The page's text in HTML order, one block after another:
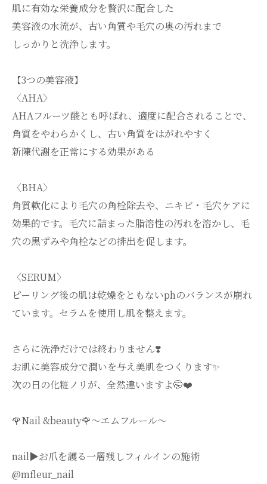
肌に有効な栄養成分を贅沢に配合した
美容液の水流が、古い角質や毛穴の奥の汚れまで
しっかりと洗浄します。
【3つの美容液】
〈AHA〉
AHAフルーツ酸とも呼ばれ、適度に配合されることで、
角質をやわらかくし、古い角質をはがれやすく
新陳代謝を正常にする効果がある
〈BHA〉
角質軟化により毛穴の角栓除去や、ニキビ・毛穴ケアに
効果的です。毛穴に詰まった脂溶性の汚れを溶かし、毛
穴の黒ずみや角栓などの排出を促します。
〈SERUM〉
ピーリング後の肌は乾燥をともないphのバランスが崩れ
ています。セラムを使用し肌を整えます。
さらに洗浄だけでは終わりません❣️
お肌に美容成分で潤いを与え美肌をつくります✨
次の日の化粧ノリが、全然違いますよ🤭❤️
🌹Nail &beauty🌹〜エムフルール〜
nail▶︎お爪を護る一層残しフィルインの施術
@mfleur_nail